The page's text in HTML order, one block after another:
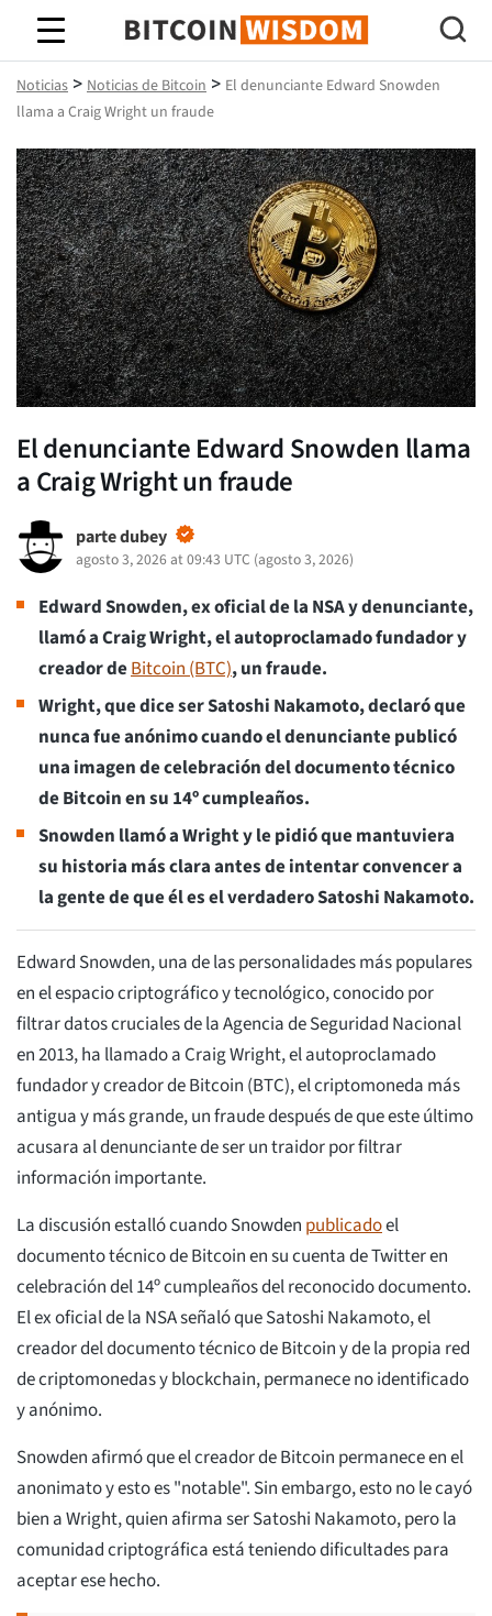
Sabiduría de Bitcoin
Noticias > Noticias de Bitcoin > El denunciante Edward Snowden
llama a Craig Wright un fraude
El denunciante Edward Snowden llama
a Craig Wright un fraude
parte dubey
agosto 3, 2026 at 09:43 UTC (agosto 3, 2026)
Edward Snowden, ex oficial de la NSA y denunciante,
llamó a Craig Wright, el autoproclamado fundador y
creador deBitcoin (BTC), un fraude.
Wright, que dice ser Satoshi Nakamoto, declaró que
nunca fue anónimo cuando el denunciante publicó
una imagen de celebración del documento técnico
de Bitcoin en su 14º cumpleaños.
Snowden llamó a Wright y le pidió que mantuviera
su historia más clara antes de intentar convencer a
la gente de que él es el verdadero Satoshi Nakamoto.
Edward Snowden, una de las personalidades más populares
en el espacio criptográfico y tecnológico, conocido por
filtrar datos cruciales de la Agencia de Seguridad Nacional
en 2013, ha llamado a Craig Wright, el autoproclamado
fundador y creador de Bitcoin (BTC), el criptomoneda más
antigua y más grande, un fraude después de que este último
acusara al denunciante de ser un traidor por filtrar
información importante.
La discusión estalló cuando Snowden publicadoel
documento técnico de Bitcoin en su cuenta de Twitter en
celebración del 14º cumpleaños del reconocido documento.
El ex oficial de la NSA señaló que Satoshi Nakamoto, el
creador del documento técnico de Bitcoin y de la propia red
de criptomonedas y blockchain, permanece no identificado
y anónimo.
Snowden afirmó que el creador de Bitcoin permanece en el
anonimato y esto es "notable". Sin embargo, esto no le cayó
bien a Wright, quien afirma ser Satoshi Nakamoto, pero la
comunidad criptográfica está teniendo dificultades para
aceptar ese hecho.